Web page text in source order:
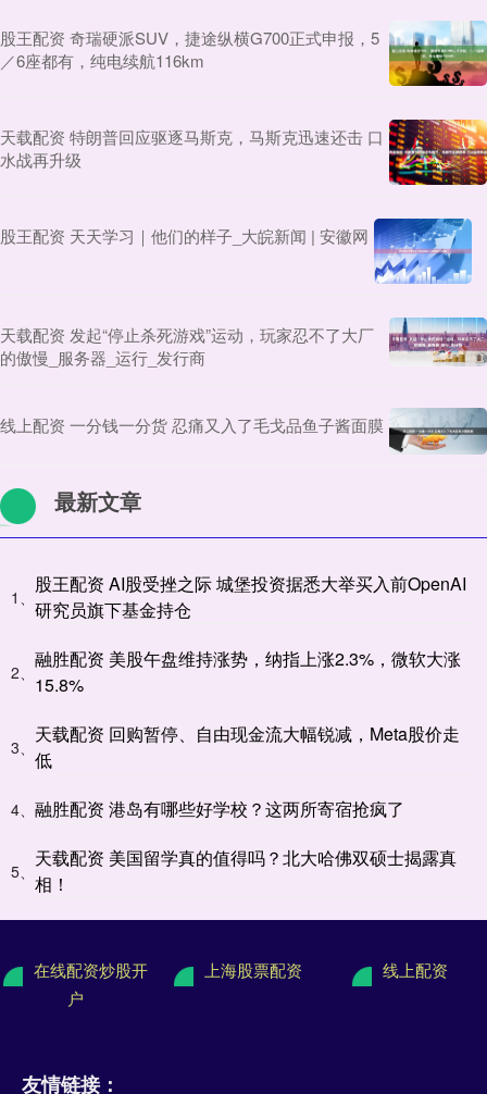
股王配资 奇瑞硬派SUV，捷途纵横G700正式申报，5
／6座都有，纯电续航116km
天载配资 特朗普回应驱逐马斯克，马斯克迅速还击 口
水战再升级
股王配资 天天学习｜他们的样子_大皖新闻 | 安徽网
天载配资 发起“停止杀死游戏”运动，玩家忍不了大厂
的傲慢_服务器_运行_发行商
线上配资 一分钱一分货 忍痛又入了毛戈品鱼子酱面膜
最新文章
1、
股王配资 AI股受挫之际 城堡投资据悉大举买入前OpenAI
研究员旗下基金持仓
2、
融胜配资 美股午盘维持涨势，纳指上涨2.3%，微软大涨
15.8%
3、
天载配资 回购暂停、自由现金流大幅锐减，Meta股价走
低
4、 融胜配资 港岛有哪些好学校？这两所寄宿抢疯了
5、
天载配资 美国留学真的值得吗？北大哈佛双硕士揭露真
相！
在线配资炒股开
户
上海股票配资 线上配资
友情链接：